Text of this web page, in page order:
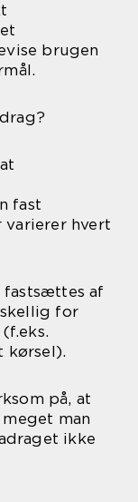
brugen
fast
varierer hvert
fastsættes af
for
kørsel).
på, at
man
ikke